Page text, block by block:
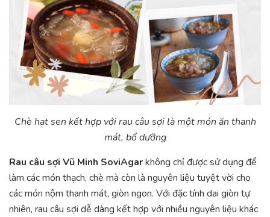
Chè hạt sen kết hợp với rau câu sợi là một món ăn thanh
mát, bổ dưỡng
Rau câu sợi Vũ Minh SoviAgarkhông chỉ được sử dụng để
làm các món thạch, chè mà còn là nguyên liệu tuyệt vời cho
các món nộm thanh mát, giòn ngon. Với đặc tính dai giòn tự
nhiên, rau câu sợi dễ dàng kết hợp với nhiều nguyên liệu khác